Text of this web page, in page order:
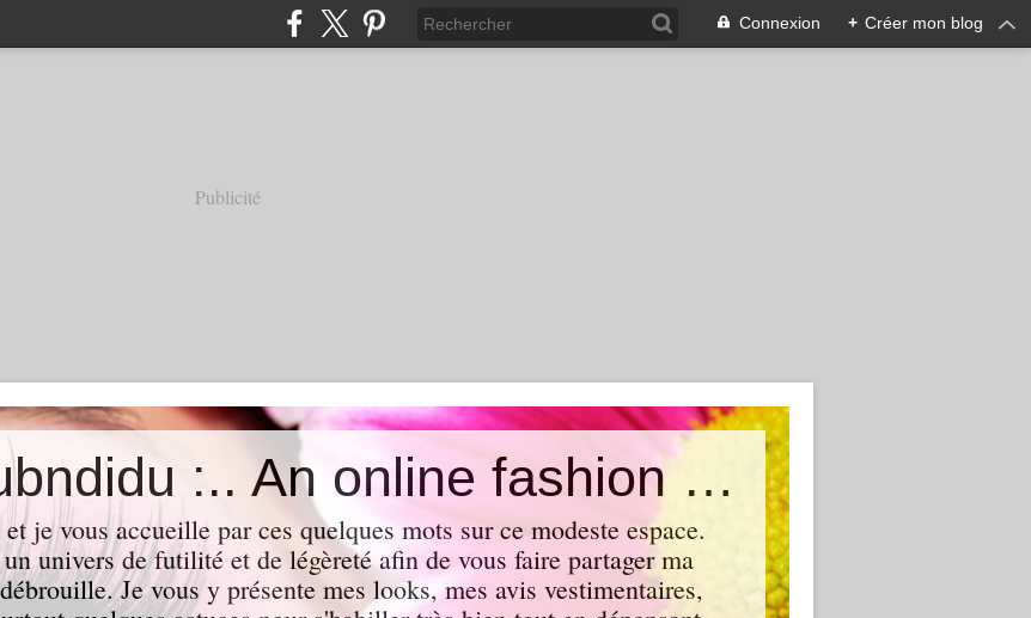
Connexion + Créer mon blog
Publicité
...: M'elle Dubndidu :.. An online fashion blog by Anne
je vous accueille par ces quelques mots sur ce modeste espace.
univers de futilité et de légèreté afin de vous faire partager ma
Je vous y présente mes looks, mes avis vestimentaires,